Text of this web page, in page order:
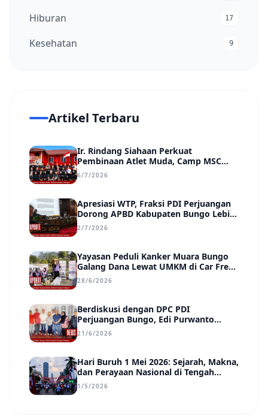
Hiburan 17
Kesehatan 9
Artikel Terbaru
Ir. Rindang Siahaan Perkuat
Pembinaan Atlet Muda, Camp MSC
Siapkan Generasi Juara Hadapi
Kejuaraan Regional hingga Nasional
6/7/2026
Apresiasi WTP, Fraksi PDI Perjuangan
Dorong APBD Kabupaten Bungo Lebih
Efektif, Transparan, dan Berdampak
2/7/2026
Yayasan Peduli Kanker Muara Bungo
Galang Dana Lewat UMKM di Car Free
Day, Ir. Rindang Siahaan Beri Apresiasi
28/6/2026
Berdiskusi dengan DPC PDI
Perjuangan Bungo, Edi Purwanto
Uraikan Poin-Poin Urgensi yang Perlu
Disadari Pemimpin Daerah
21/6/2026
Hari Buruh 1 Mei 2026: Sejarah, Makna,
dan Perayaan Nasional di Tengah
Tantangan Era Digital
1/5/2026